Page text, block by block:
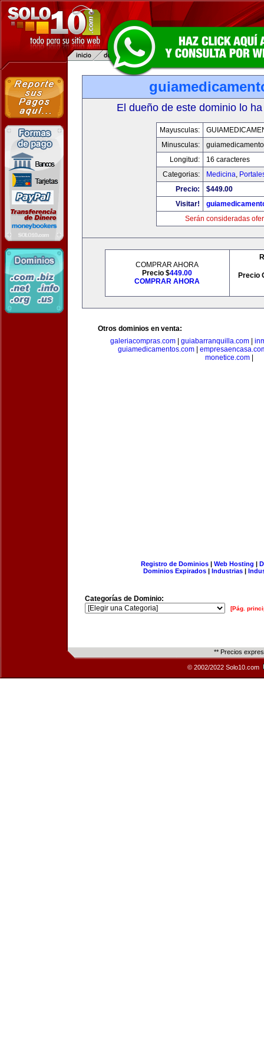
El dueño de este dominio lo
Mayusculas:
Minusculas:
Longitud:
16 caracteres
Categorias:
Medicina,
Precio:
$449.00
Visitar!
Serán consideradas
COMPRAR AHORA
Precio $449.00
COMPRAR AHORA
Precio
Otros dominios en venta:
galeriacompras.com
guiabarranquilla.com
guiamedicamentos.com|
monetice.com
Registro de Dominios| Web Hosting |
Dominios Expirados | Industrias |
Categorías de Dominio:
[Pág.
** Precios
© 2002/2022 Solo10.com